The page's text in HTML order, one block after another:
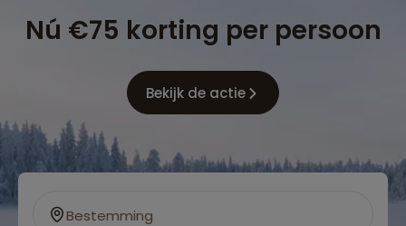
Nú €75 korting per persoon
Bekijk de actie
Bestemming